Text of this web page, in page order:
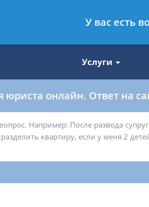
8 812 509-27-47
Услуги
юриста онлайн. Ответ на
У вас есть